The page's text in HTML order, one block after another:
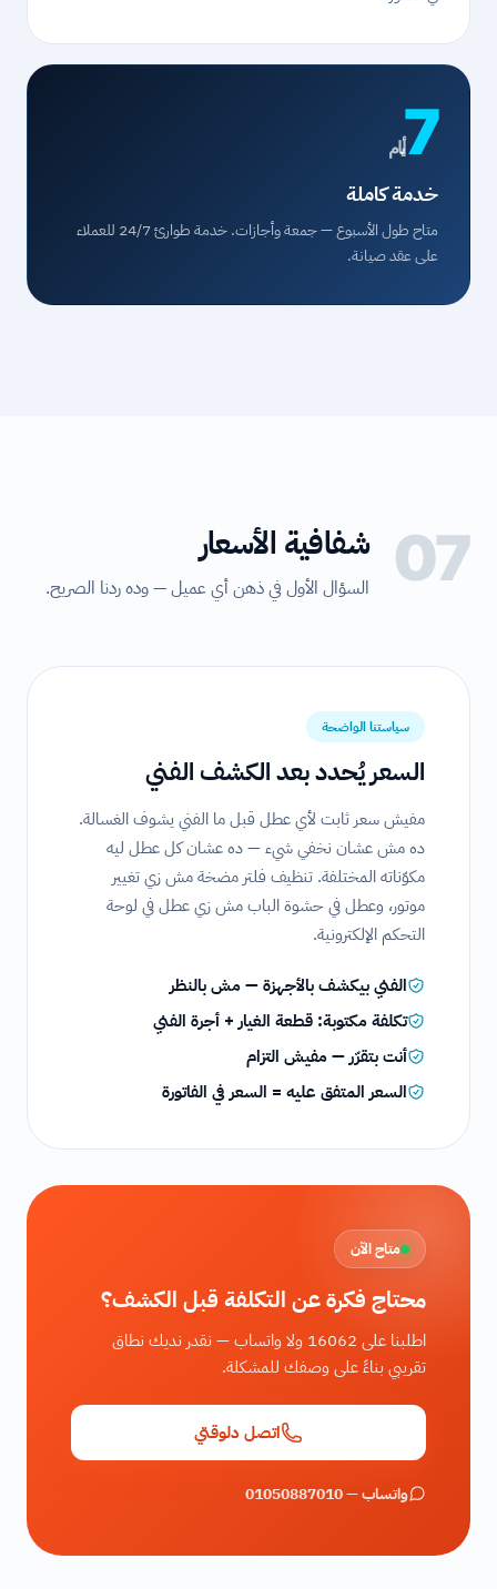
7أيام
خدمة كاملة
متاح طول الأسبوع — جمعة وأجازات. خدمة طوارئ 24/7 للعملاء
على عقد صيانة.
07 شفافية الأسعار
السؤال الأول في ذهن أي عميل — وده ردنا الصريح.
سياستنا الواضحة
السعر يُحدد بعد الكشف الفني
مفيش سعر ثابت لأي عطل قبل ما الفني يشوف الغسالة.
ده مش عشان نخفي شيء — ده عشان كل عطل ليه
مكوّناته المختلفة. تنظيف فلتر مضخة مش زي تغيير
موتور، وعطل في حشوة الباب مش زي عطل في لوحة
التحكم الإلكترونية.
الفني بيكشف بالأجهزة — مش بالنظر
تكلفة مكتوبة: قطعة الغيار + أجرة الفني
أنت بتقرّر — مفيش التزام
السعر المتفق عليه = السعر في الفاتورة
متاح الآن
محتاج فكرة عن التكلفة قبل الكشف؟
اطلبنا على 16062 ولا واتساب — نقدر نديك نطاق
تقريبي بناءً على وصفك للمشكلة.
اتصل دلوقتي
واتساب — 01050887010